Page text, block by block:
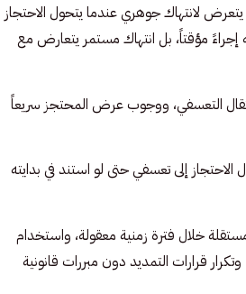
يتعرض لانتهاك جوهري عندما يتحول الاحتجاز
مؤقتاً، بل انتهاك مستمر يتعارض مع
التعسفي، ووجوب عرض المحتجز سريعاً
الاحتجاز إلى تعسفي حتى لو استند في بدايته
خلال فترة زمنية معقولة، واستخدام
قرارات التمديد دون مبررات قانونية